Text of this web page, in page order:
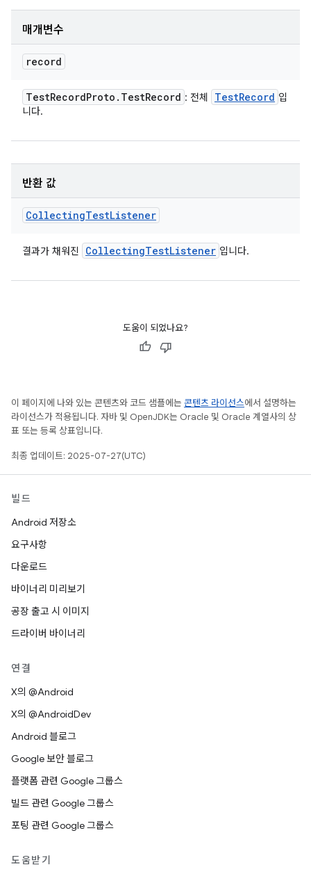
매개변수
record
TestRecordProto . TestRecord : 전체 TestRecord 입
니다.
반환 값
CollectingTestListener
결과가 채워진 CollectingTestListener 입니다.
도움이 되었나요?
이 페이지에 나와 있는 콘텐츠와 코드 샘플에는 콘텐츠 라이선스에서 설명하는
라이선스가 적용됩니다. 자바 및 OpenJDK는 Oracle 및 Oracle 계열사의 상
표 또는 등록 상표입니다.
최종 업데이트: 2025-07-27(UTC)
빌드
Android 저장소
요구사항
다운로드
바이너리 미리보기
공장 출고 시 이미지
드라이버 바이너리
연결
X의 @Android
X의 @AndroidDev
Android 블로그
Google 보안 블로그
플랫폼 관련 Google 그룹스
빌드 관련 Google 그룹스
포팅 관련 Google 그룹스
도움받기